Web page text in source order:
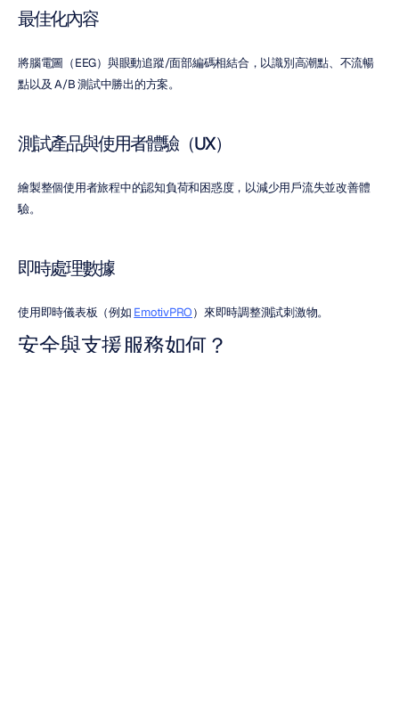
最佳化內容
將腦電圖（EEG）與眼動追蹤/面部編碼相結合，以識別高潮點、不流暢
點以及 A/B 測試中勝出的方案。
測試產品與使用者體驗（UX）
繪製整個使用者旅程中的認知負荷和困惑度，以減少用戶流失並改善體
驗。
即時處理數據
使用即時儀表板（例如 EmotivPRO）來即時調整測試刺激物。
安全與支援服務如何？